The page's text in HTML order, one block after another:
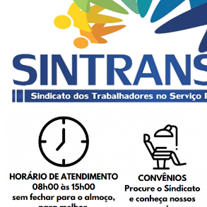
SINTRANSPAR –
TRABALHADORES
PÚBLICO DE
Sindicato dos Trabalhadores no